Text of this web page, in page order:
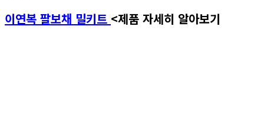
이연복 팔보채 밀키트 <제품 자세히 알아보기